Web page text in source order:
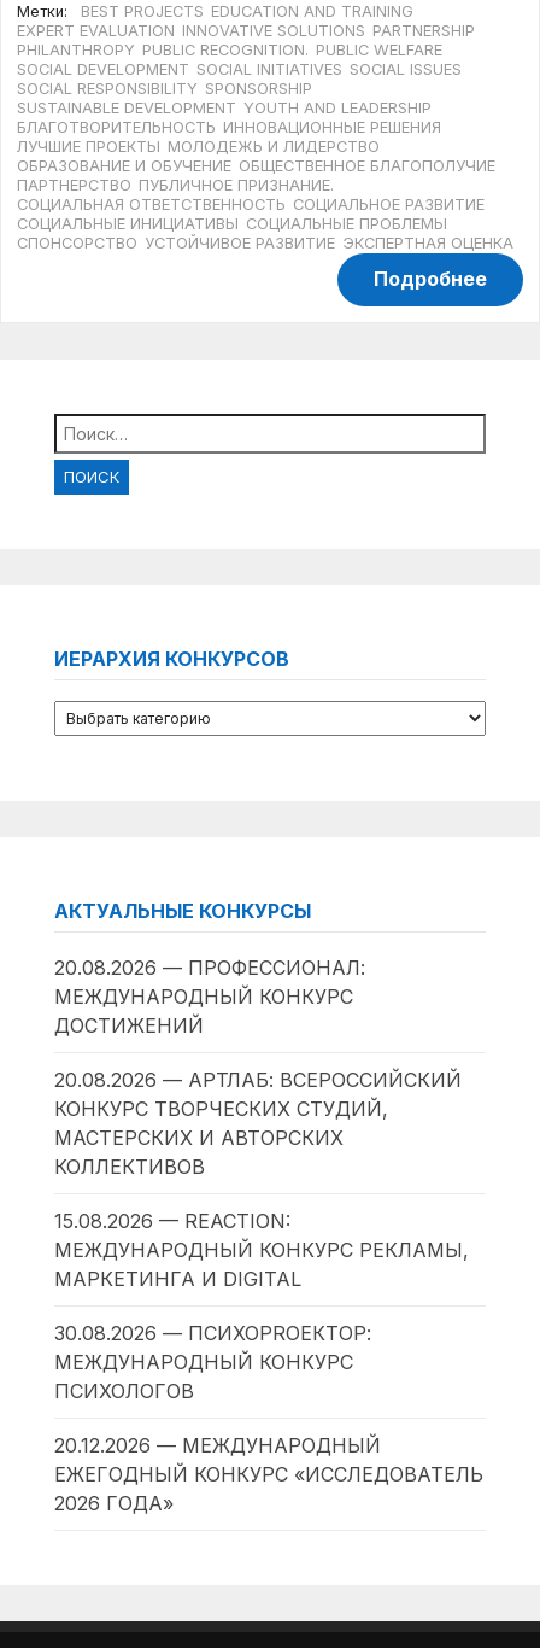
Метки: BEST PROJECTS EDUCATION AND TRAINING
EXPERT EVALUATION INNOVATIVE SOLUTIONS PARTNERSHIP
PHILANTHROPY PUBLIC RECOGNITION. PUBLIC WELFARE
SOCIAL DEVELOPMENT SOCIAL INITIATIVES SOCIAL ISSUES
SOCIAL RESPONSIBILITY SPONSORSHIP
SUSTAINABLE DEVELOPMENT YOUTH AND LEADERSHIP
БЛАГОТВОРИТЕЛЬНОСТЬ ИННОВАЦИОННЫЕ РЕШЕНИЯ
ЛУЧШИЕ ПРОЕКТЫ МОЛОДЕЖЬ И ЛИДЕРСТВО
ОБРАЗОВАНИЕ И ОБУЧЕНИЕ ОБЩЕСТВЕННОЕ БЛАГОПОЛУЧИЕ
ПАРТНЕРСТВО ПУБЛИЧНОЕ ПРИЗНАНИЕ.
СОЦИАЛЬНАЯ ОТВЕТСТВЕННОСТЬ СОЦИАЛЬНОЕ РАЗВИТИЕ
СОЦИАЛЬНЫЕ ИНИЦИАТИВЫ СОЦИАЛЬНЫЕ ПРОБЛЕМЫ
СПОНСОРСТВО УСТОЙЧИВОЕ РАЗВИТИЕ ЭКСПЕРТНАЯ ОЦЕНКА
Подробнее
Найти:
ИЕРАРХИЯ КОНКУРСОВ
АКТУАЛЬНЫЕ КОНКУРСЫ
20.08.2026 — ПРОФЕССИОНАЛ:
МЕЖДУНАРОДНЫЙ КОНКУРС
ДОСТИЖЕНИЙ
20.08.2026 — АРТЛАБ: ВСЕРОССИЙСКИЙ
КОНКУРС ТВОРЧЕСКИХ СТУДИЙ,
МАСТЕРСКИХ И АВТОРСКИХ
КОЛЛЕКТИВОВ
15.08.2026 — REACTION:
МЕЖДУНАРОДНЫЙ КОНКУРС РЕКЛАМЫ,
МАРКЕТИНГА И DIGITAL
30.08.2026 — ПСИХОPROЕКТОР:
МЕЖДУНАРОДНЫЙ КОНКУРС
ПСИХОЛОГОВ
20.12.2026 — МЕЖДУНАРОДНЫЙ
ЕЖЕГОДНЫЙ КОНКУРС «ИССЛЕДОВАТЕЛЬ
2026 ГОДА»